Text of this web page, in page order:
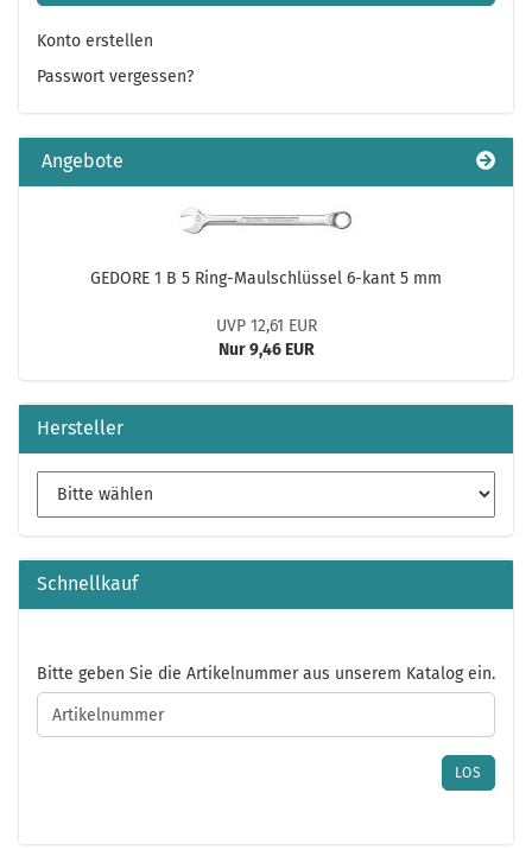
Konto erstellen
Passwort vergessen?
Angebote
GEDORE 1 B 5 Ring-Maulschlüssel 6-kant 5 mm
UVP 12,61 EUR
Nur 9,46 EUR
Hersteller
Schnellkauf
BITTE
GEBEN
SIE
DIE
Bitte geben Sie die Artikelnummer aus unserem Katalog ein.
LOS